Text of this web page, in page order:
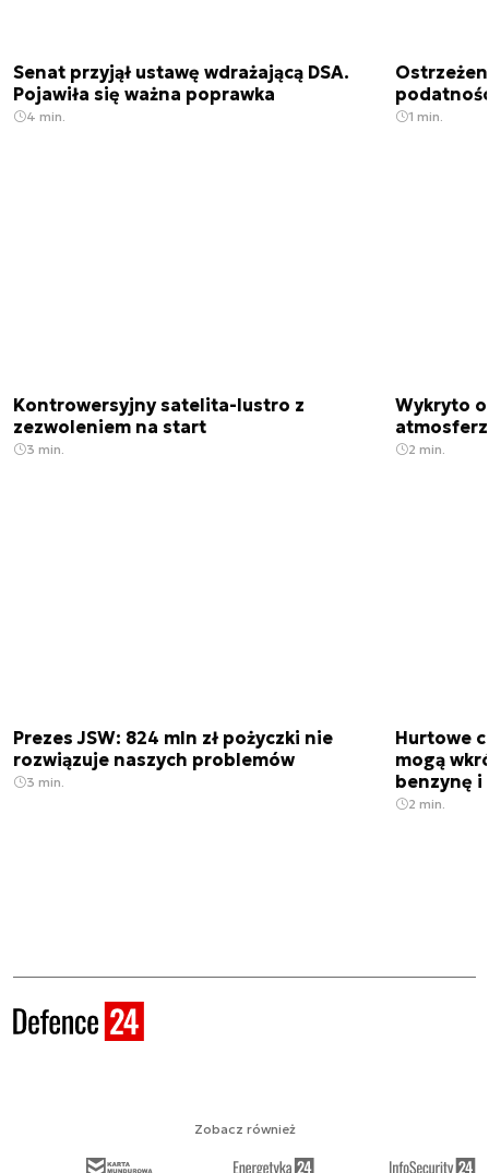
Senat przyjął ustawę wdrażającą DSA.
Pojawiła się ważna poprawka
4 min. 1 min.
Kontrowersyjny satelita-lustro z
zezwoleniem na start
3 min.
Wykryto
2 min.
Prezes JSW: 824 mln zł pożyczki nie
rozwiązuje naszych problemów
3 min.
Hurtowe
mogą
benzynę i
2 min.
Zobacz również